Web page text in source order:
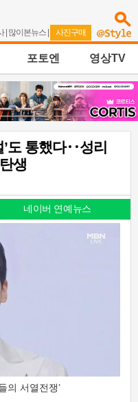
| 많이본뉴스 | 사진구매
포토엔 영상TV
’도 통했다‥성리
생
네이버 연예뉴스
의 서열전쟁’